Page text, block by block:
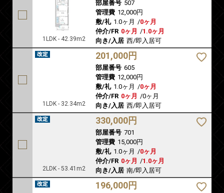
1LDK - 42.39m2
部屋番号 507
管理費 12,000円
敷/礼 1.0ヶ月 /0ヶ月
仲介/FR 0ヶ月 /1.0ヶ月
向き/入居 西/即入居可
1LDK - 32.34m2
201,000円
部屋番号 605
管理費 12,000円
敷/礼 1.0ヶ月 /0ヶ月
仲介/FR 0ヶ月 /0ヶ月
向き/入居 西/即入居可
2LDK - 53.41m2
330,000円
部屋番号 701
管理費 15,000円
敷/礼 1.0ヶ月 /0ヶ月
仲介/FR 0ヶ月 /1.0ヶ月
向き/入居 南/即入居可
196,000円